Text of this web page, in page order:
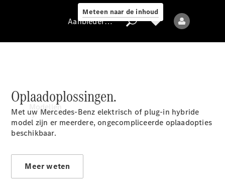
Meteen naar de inhoud
Gegevensbescherming
Modellen
Aanbieder / Gegevensbescherming
Oplaadoplossingen.
Met uw Mercedes-Benz elektrisch of plug-in hybride
model zijn er meerdere, ongecompliceerde oplaadopties
beschikbaar.
Meer weten